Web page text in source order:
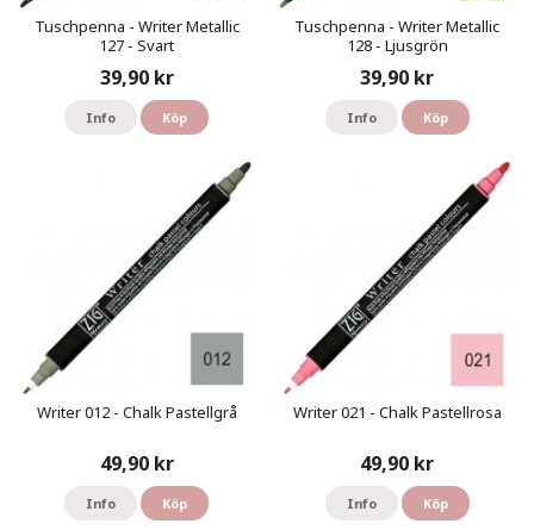
Tuschpenna - Writer Metallic
127 - Svart
39,90 kr
Info Köp
Tuschpenna - Writer Metallic
128 - Ljusgrön
39,90 kr
Info Köp
Writer 012 - Chalk Pastellgrå
49,90 kr
Info Köp
Writer 021 - Chalk Pastellrosa
49,90 kr
Info Köp